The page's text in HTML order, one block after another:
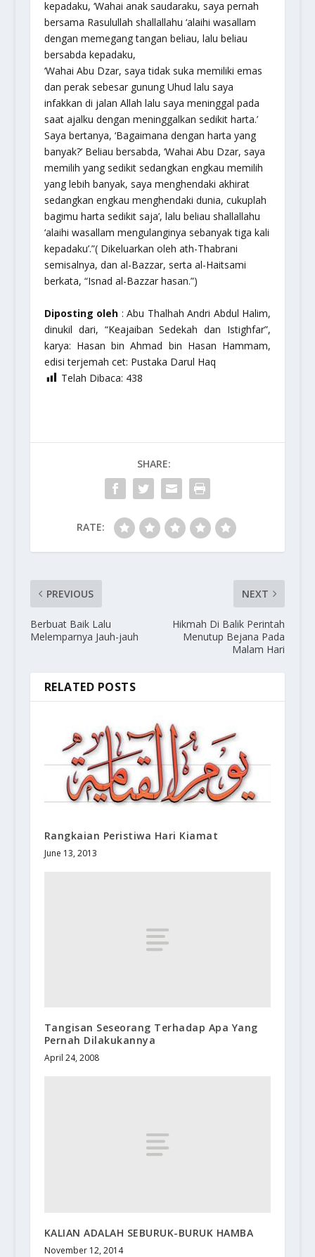
kepadaku, ‘Wahai anak saudaraku, saya pernah
bersama Rasulullah shallallahu ‘alaihi wasallam
dengan memegang tangan beliau, lalu beliau
bersabda kepadaku,
‘Wahai Abu Dzar, saya tidak suka memiliki emas
dan perak sebesar gunung Uhud lalu saya
infakkan di jalan Allah lalu saya meninggal pada
saat ajalku dengan meninggalkan sedikit harta.’
Saya bertanya, ‘Bagaimana dengan harta yang
banyak?’ Beliau bersabda, ‘Wahai Abu Dzar, saya
memilih yang sedikit sedangkan engkau memilih
yang lebih banyak, saya menghendaki akhirat
sedangkan engkau menghendaki dunia, cukuplah
bagimu harta sedikit saja’, lalu beliau shallallahu
‘alaihi wasallam mengulanginya sebanyak tiga kali
kepadaku’.”( Dikeluarkan oleh ath-Thabrani
semisalnya, dan al-Bazzar, serta al-Haitsami
berkata, “Isnad al-Bazzar hasan.”)
Diposting oleh : Abu Thalhah Andri Abdul Halim,
dinukil dari, “Keajaiban Sedekah dan Istighfar”,
karya: Hasan bin Ahmad bin Hasan Hammam,
edisi terjemah cet: Pustaka Darul Haq
Telah Dibaca: 438
SHARE:
RATE:
PREVIOUS
Berbuat Baik Lalu
Melemparnya Jauh-jauh
NEXT
Hikmah Di Balik Perintah
Menutup Bejana Pada
Malam Hari
RELATED POSTS
Rangkaian Peristiwa Hari Kiamat
June 13, 2013
Tangisan Seseorang Terhadap Apa Yang
Pernah Dilakukannya
April 24, 2008
KALIAN ADALAH SEBURUK-BURUK HAMBA
November 12, 2014